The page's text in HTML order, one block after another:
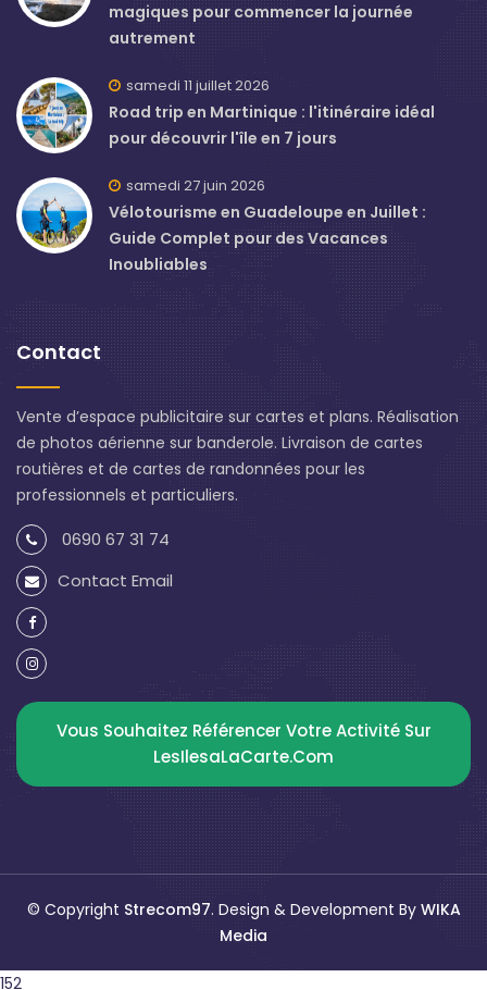
magiques pour commencer la journée
autrement
samedi 11 juillet 2026
Road trip en Martinique : l'itinéraire idéal
pour découvrir l'île en 7 jours
samedi 27 juin 2026
Vélotourisme en Guadeloupe en Juillet :
Guide Complet pour des Vacances
Inoubliables
Contact
Vente d’espace publicitaire sur cartes et plans. Réalisation
de photos aérienne sur banderole. Livraison de cartes
routières et de cartes de randonnées pour les
professionnels et particuliers.
0690 67 31 74
Contact Email
Vous Souhaitez Référencer Votre Activité Sur
LesIlesaLaCarte.com
© Copyright Strecom97. Design & Development By WIKA
Media
152